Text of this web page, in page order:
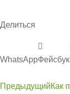
Делиться
WhatsAppФейсбук
ПредыдущийКак